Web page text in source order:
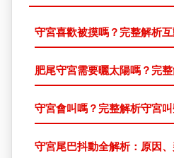
守宮喜歡被摸嗎？完整解析
肥尾守宮需要曬太陽嗎？完
守宮會叫嗎？完整解析守宮
守宮尾巴抖動全解析：原因